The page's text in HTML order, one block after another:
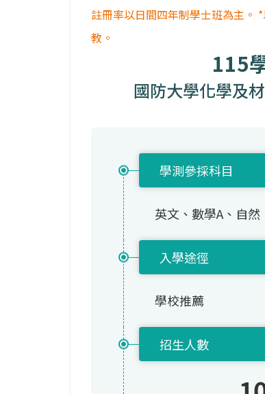
註冊率以日間四年制學士班為主。
教。
115
國防大學化學及
學測參採科目
英文、數學A、自然
入學途徑
學校推薦
招生人數